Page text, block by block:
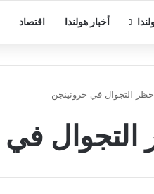
أخبار هولندا اقتصاد
حظر التجوال في خرونينجن
في